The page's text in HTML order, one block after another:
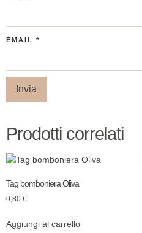
EMAIL *
Prodotti correlati
Tag bomboniera Oliva
0,80 €
Aggiungi al carrello